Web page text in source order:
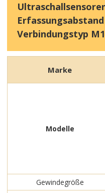
Verbindungstyp
Marke
Modelle
Gewindegröße